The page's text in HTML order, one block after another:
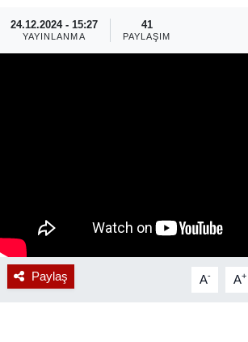
24.12.2024 - 15:27
YAYINLANMA
41
PAYLAŞIM
Paylaş A- A+